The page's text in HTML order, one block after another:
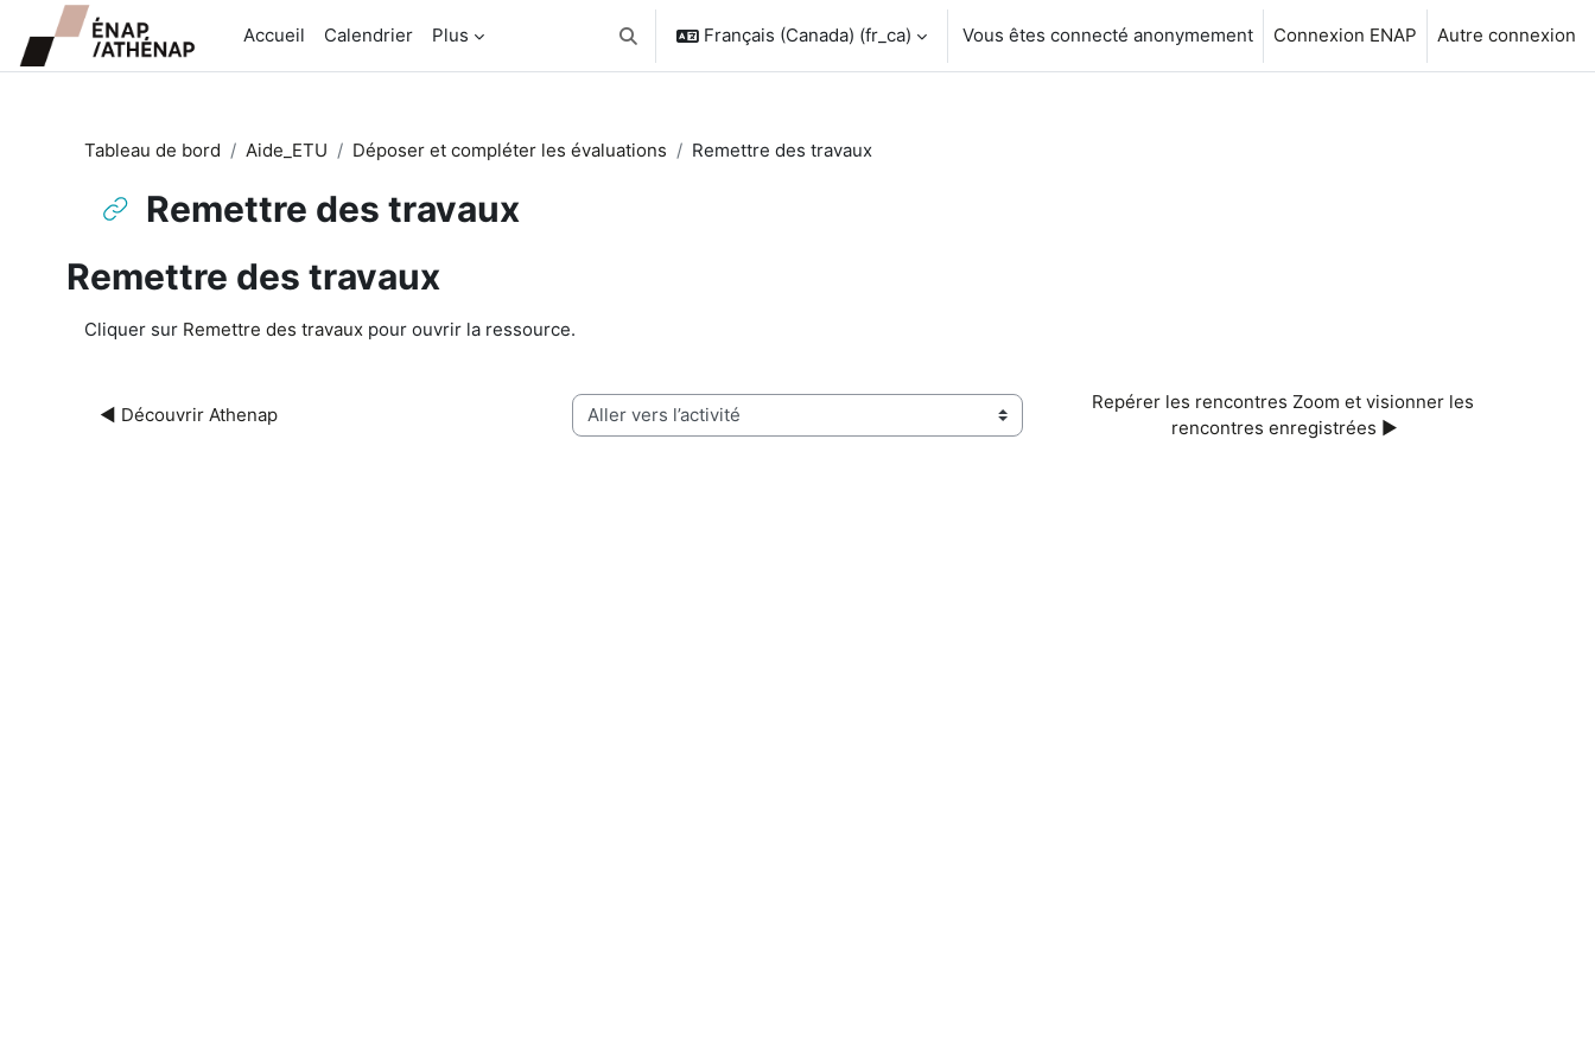
Passer au contenu principal
Accueil
Calendrier Plus Activer/désactiver la saisie de recherche
Français (Canada) ‎(fr_ca)‎ Vous êtes connecté anonymement Connexion ENAP Autre connexion
Tableau de bord Aide_ETU Déposer et compléter les évaluations Remettre des travaux
Remettre des travaux
Remettre des travaux
Conditions d’achèvement
Cliquer sur Remettre des travaux pour ouvrir la ressource.
◀︎ Découvrir Athenap Aller vers l’activité
Repérer les rencontres Zoom et visionner les
rencontres enregistrées ▶︎